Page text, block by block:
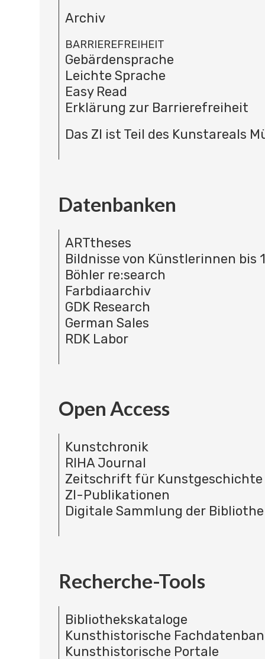
Archiv
BARRIEREFREIHEIT
Gebärdensprache
Leichte Sprache
Easy Read
Erklärung zur Barrierefreiheit
Das ZI ist Teil des Kunstareals
Datenbanken
ARTtheses
Bildnisse von Künstlerinnen bis
Böhler re:search
Farbdiaarchiv
GDK Research
German Sales
RDK Labor
Open Access
Kunstchronik
RIHA Journal
Zeitschrift für Kunstgeschichte
ZI-Publikationen
Digitale Sammlung der
Recherche-Tools
Bibliothekskataloge
Kunsthistorische
Kunsthistorische Portale